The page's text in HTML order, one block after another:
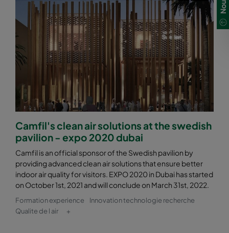
ePM2,5 50% 592 892 640
ePM2,5 50% 490 892 640
ePM2,5 50% 287 892 640
ePM2,5 50% 592 490 520
ePM2,5 50% 592 287 520
ePM2,5 50% 592 592 370
ePM2,5 50% 490 592 370
ePM2,5 50%
Camfil's clean air solutions at the swedish
pavilion - expo 2020 dubai
Camfil is an official sponsor of the Swedish pavilion by
providing advanced clean air solutions that ensure better
indoor air quality for visitors. EXPO 2020 in Dubai has started
on October 1st, 2021 and will conclude on March 31st, 2022.
Formation experience
Innovation technologie recherche
Qualite de l air
+